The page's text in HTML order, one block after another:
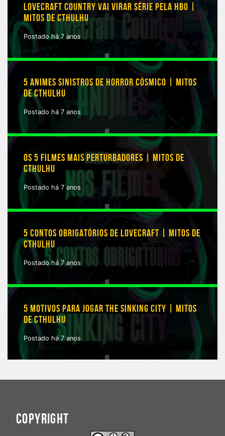
LOVECRAFT COUNTRY VAI VIRAR SÉRIE PELA HBO |
MITOS DE CTHULHU
Postado há 7 anos
5 ANIMES SINISTROS DE HORROR CÓSMICO | MITOS
DE CTHULHU
Postado há 7 anos
OS 5 FILMES MAIS PERTURBADORES | MITOS DE
CTHULHU
Postado há 7 anos
5 CONTOS OBRIGATÓRIOS DE LOVECRAFT | MITOS DE
CTHULHU
Postado há 7 anos
5 MOTIVOS PARA JOGAR THE SINKING CITY | MITOS
DE CTHULHU
Postado há 7 anos
COPYRIGHT